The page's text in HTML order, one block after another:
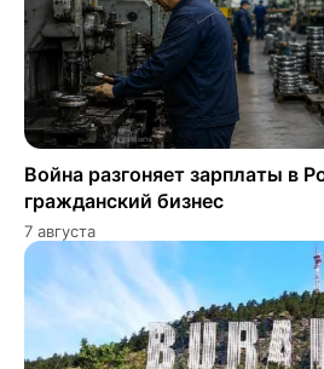
Война разгоняет зарплаты в
гражданский бизнес
7 августа